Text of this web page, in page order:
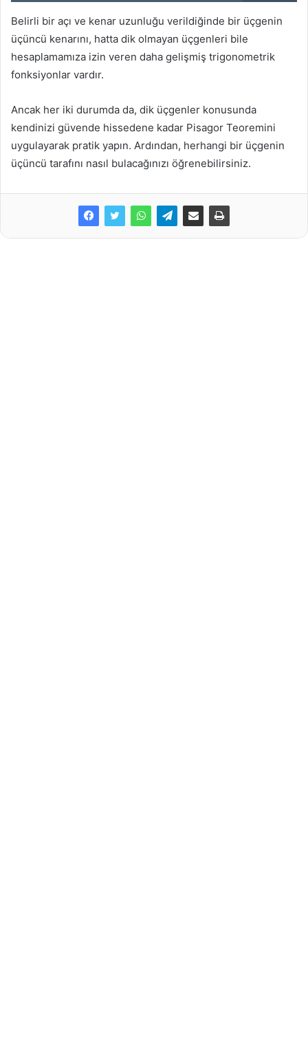
Belirli bir açı ve kenar uzunluğu verildiğinde bir üçgenin
üçüncü kenarını, hatta dik olmayan üçgenleri bile
hesaplamamıza izin veren daha gelişmiş trigonometrik
fonksiyonlar vardır.
Ancak her iki durumda da, dik üçgenler konusunda
kendinizi güvende hissedene kadar Pisagor Teoremini
uygulayarak pratik yapın. Ardından, herhangi bir üçgenin
üçüncü tarafını nasıl bulacağınızı öğrenebilirsiniz.